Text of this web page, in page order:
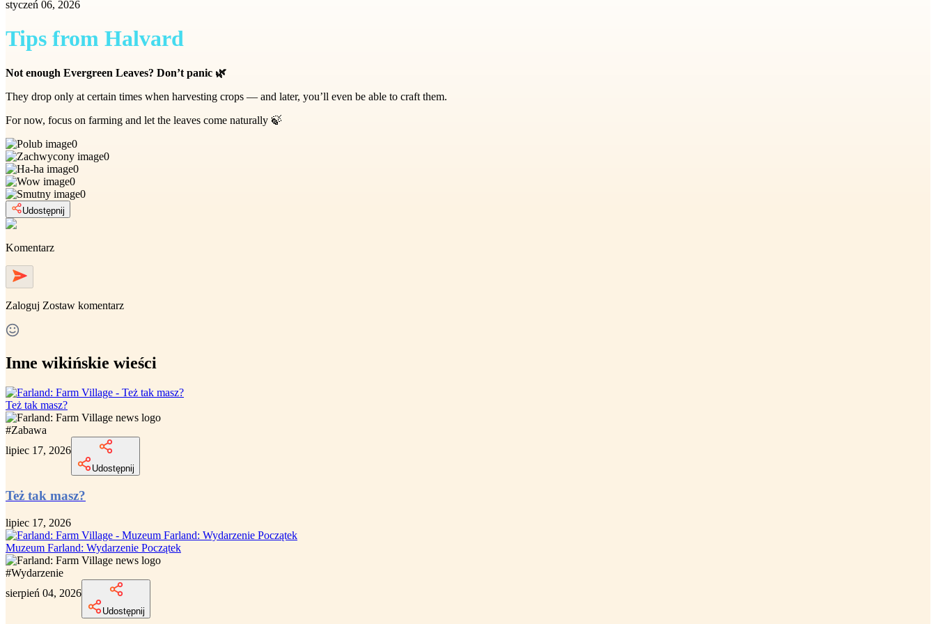
styczeń 06, 2026
Tips from Halvard
Not enough Evergreen Leaves? Don’t panic 🌿
They drop only at certain times when harvesting crops — and later, you’ll even be able to craft them.
For now, focus on farming and let the leaves come naturally 🍃
0
0
0
0
0
Udostępnij
Komentarz
Zaloguj Zostaw komentarz
Inne wikińskie wieści
Też tak masz?
#Zabawa
lipiec 17, 2026
Udostępnij
Też tak masz?
lipiec 17, 2026
Muzeum Farland: Wydarzenie Początek
#Wydarzenie
sierpień 04, 2026
Udostępnij